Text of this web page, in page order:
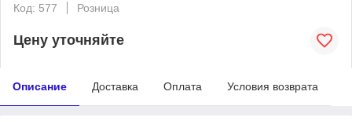
Код: 577
Розница
Цену уточняйте
Описание Доставка Оплата Условия возврата